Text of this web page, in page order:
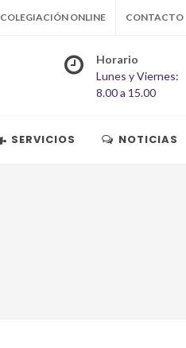
COLEGIACIÓN ONLINE CONTACTO
Horario
Lunes y Viernes:
8.00 a 15.00
SERVICIOS NOTICIAS